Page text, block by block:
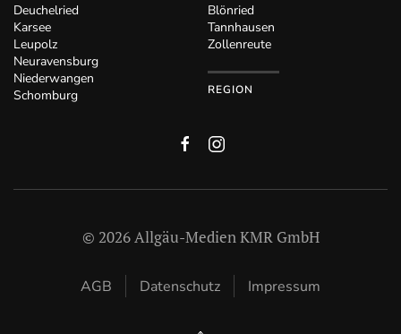
Deuchelried
Karsee
Leupolz
Neuravensburg
Niederwangen
Schomburg
Blönried
Tannhausen
Zollenreute
REGION
© 2026Allgäu-Medien KMR GmbH
AGB Datenschutz Impressum